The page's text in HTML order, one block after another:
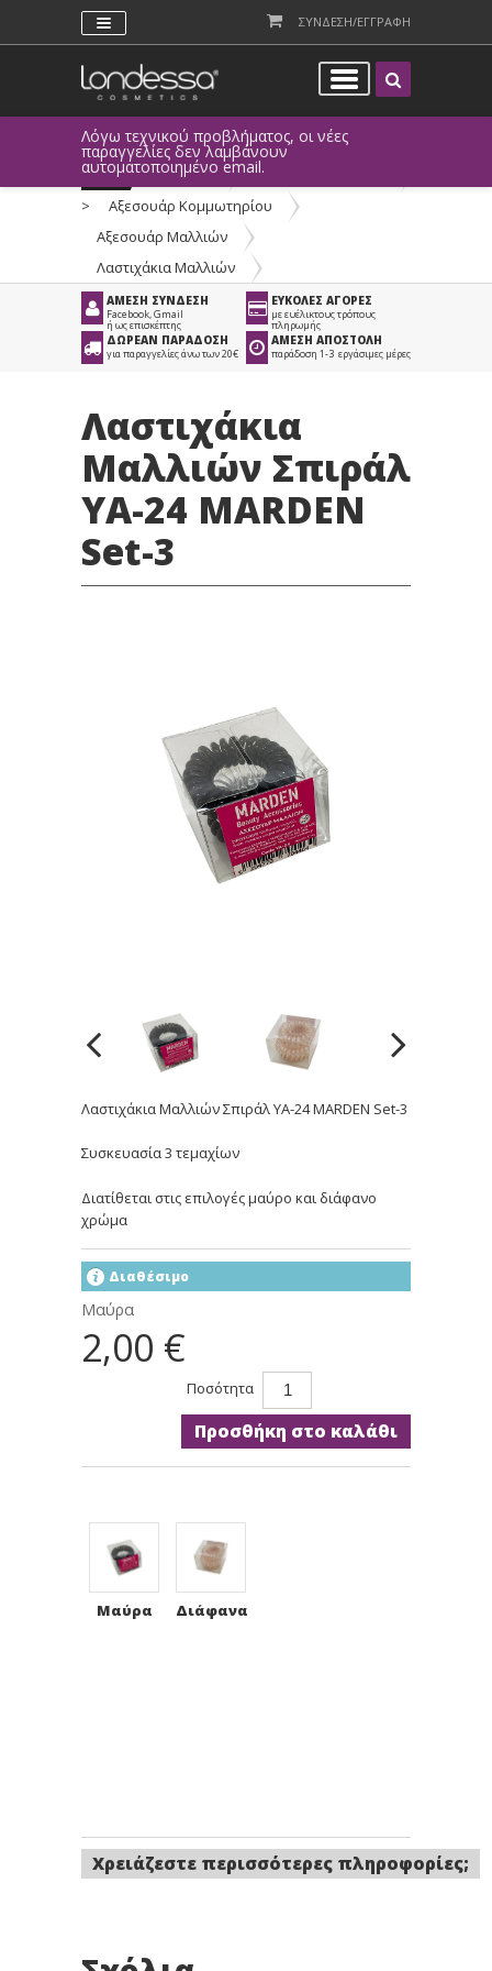
ΣΥΝΔΕΣΗ/ΕΓΓΡΑΦΗ
Λόγω τεχνικού προβλήματος, οι νέες
παραγγελίες δεν λαμβάνουν
αυτοματοποιημένο email.
Προϊόντα >
Είδη Κομμωτηρίου
>
Αξεσουάρ Κομμωτηρίου
>
Αξεσουάρ Μαλλιών
>
Λαστιχάκια Μαλλιών
ΑΜΕΣΗ ΣΥΝΔΕΣΗ
Facebook, Gmail
ή ως επισκέπτης
ΕΥΚΟΛΕΣ ΑΓΟΡΕΣ
με ευέλικτους τρόπους
πληρωμής
ΔΩΡΕΑΝ ΠΑΡΑΔΟΣΗ
για παραγγελίες άνω των 20€
ΑΜΕΣΗ ΑΠΟΣΤΟΛΗ
παράδοση 1-3 εργάσιμες μέρες
Λαστιχάκια
Μαλλιών Σπιράλ
YA-24 MARDEN
Set-3
Λαστιχάκια Μαλλιών Σπιράλ YA-24 MARDEN Set-3
Συσκευασία 3 τεμαχίων
Διατίθεται στις επιλογές μαύρο και διάφανο
χρώμα
Διαθέσιμο
Μαύρα
2,00 €
Ποσότητα
Προσθήκη στο καλάθι
Μαύρα Διάφανα
Χρειάζεστε περισσότερες πληροφορίες;